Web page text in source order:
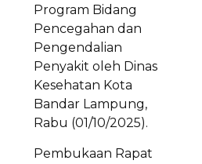
Program Bidang
Pencegahan dan
Pengendalian
Penyakit oleh Dinas
Kesehatan Kota
Bandar Lampung,
Rabu (01/10/2025).
Pembukaan Rapat